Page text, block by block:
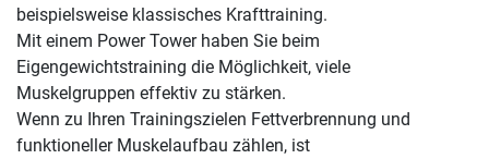
beispielsweise klassisches Krafttraining.
Mit einem Power Tower haben Sie beim
Eigengewichtstraining die Möglichkeit, viele
Muskelgruppen effektiv zu stärken.
Wenn zu Ihren Trainingszielen Fettverbrennung und
funktioneller Muskelaufbau zählen, ist